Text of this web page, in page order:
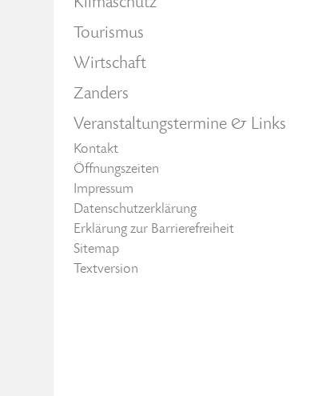
Tourismus
Wirtschaft
Zanders
Veranstaltungstermine & Links
Kontakt
Öffnungszeiten
Impressum
Datenschutzerklärung
Erklärung zur Barrierefreiheit
Sitemap
Textversion